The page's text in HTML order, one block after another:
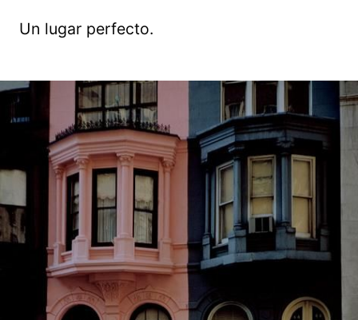
Un lugar perfecto.